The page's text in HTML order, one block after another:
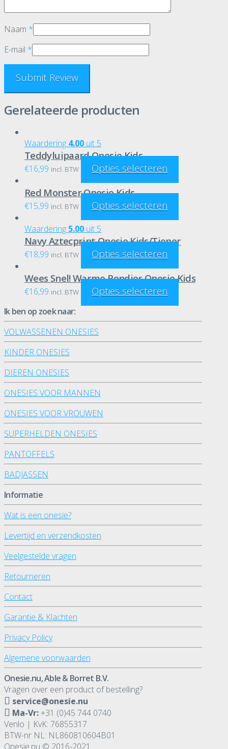
Naam *
E-mail *
Gerelateerde producten
Waardering 4.00 uit 5
Teddyluipaard Onesie Kids
€16,99 incl. BTW Opties selecteren
Red Monster Onesie Kids
€15,99 incl. BTW Opties selecteren
Waardering 5.00 uit 5
Navy Aztecprint Onesie Kids/Tiener
€18,99 incl. BTW Opties selecteren
Wees Snel! Warme Rendier Onesie Kids
€16,99 incl. BTW Opties selecteren
Ik ben op zoek naar:
VOLWASSENEN ONESIES
KINDER ONESIES
DIEREN ONESIES
ONESIES VOOR MANNEN
ONESIES VOOR VROUWEN
SUPERHELDEN ONESIES
PANTOFFELS
BADJASSEN
Informatie
Wat is een onesie?
Levertijd en verzendkosten
Veelgestelde vragen
Retourneren
Contact
Garantie & Klachten
Privacy Policy
Algemene voorwaarden
Onesie.nu, Able & Borret B.V.
Vragen over een product of bestelling?
service@onesie.nu
Ma-Vr:+31 (0)45 744 0740
Venlo | KvK: 76855317
BTW-nr NL: NL860810604B01
Onesie.nu © 2016-2021